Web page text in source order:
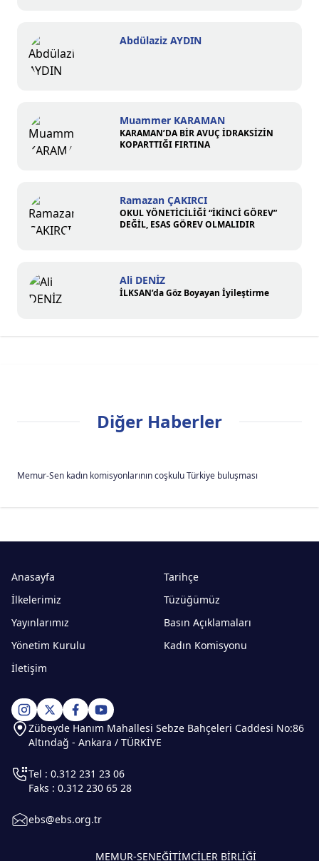
Abdülaziz AYDIN
Muammer KARAMAN
KARAMAN’DA BİR AVUÇ İDRAKSİZİN
KOPARTTIĞI FIRTINA
Ramazan ÇAKIRCI
OKUL YÖNETİCİLİĞİ “İKİNCİ GÖREV”
DEĞİL, ESAS GÖREV OLMALIDIR
Ali DENİZ
İLKSAN’da Göz Boyayan İyileştirme
Diğer Haberler
Memur-Sen kadın komisyonlarının coşkulu Türkiye buluşması
Anasayfa
Tarihçe
İlkelerimiz
Tüzüğümüz
Yayınlarımız
Basın Açıklamaları
Yönetim Kurulu
Kadın Komisyonu
İletişim
MEMUR-SENEĞİTİMCİLER BİRLİĞİ
Zübeyde Hanım Mahallesi Sebze Bahçeleri Caddesi No:86
Altındağ - Ankara / TÜRKİYE
Tel : 0.312 231 23 06
Faks : 0.312 230 65 28
ebs@ebs.org.tr